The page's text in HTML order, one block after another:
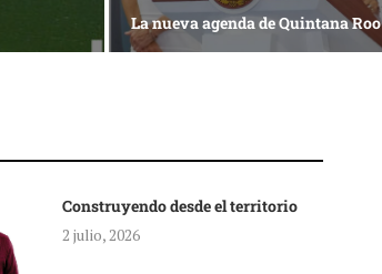
La nueva agenda de Quintana Roo
Construyendo desde el territorio
2 julio, 2026